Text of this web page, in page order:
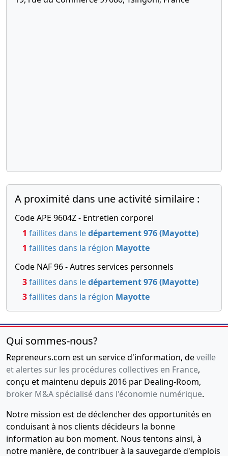
A proximité dans une activité similaire :
Code APE 9604Z - Entretien corporel
1 faillites dans ledépartement 976 (Mayotte)
1 faillites dans la région Mayotte
Code NAF 96 - Autres services personnels
3faillites dans ledépartement 976 (Mayotte)
3faillites dans la région Mayotte
Qui sommes-nous?
Repreneurs.com est un service d'information, deveille
et alertes sur les procédures collectives en France,
conçu et maintenu depuis 2016 par Dealing-Room,
broker M&A spécialisé dans l'économie numérique.
Notre mission est de déclencher des opportunités en
conduisant à nos clients décideurs la bonne
information au bon moment. Nous tentons ainsi, à
notre manière, de contribuer à la sauvegarde d'emplois